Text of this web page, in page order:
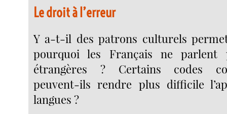
Le droit à l’erreur
Y a-t-il des patrons culturels
pourquoi les Français ne parlent
étrangères ? Certains codes
peuvent-ils rendre plus difficile
langues ?